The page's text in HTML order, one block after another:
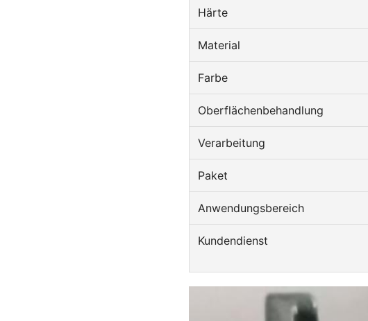
Härte
Material
Farbe
Oberflächenbehandlung
Verarbeitung
Paket
Anwendungsbereich
Kundendienst